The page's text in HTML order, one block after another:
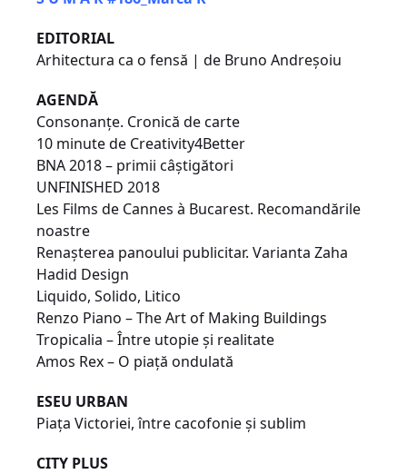
EDITORIAL
Arhitectura ca o fensă | de Bruno Andreșoiu
AGENDĂ
Consonanțe. Cronică de carte
10 minute de Creativity4Better
BNA 2018 – primii câștigători
UNFINISHED 2018
Les Films de Cannes à Bucarest. Recomandările
noastre
Renașterea panoului publicitar. Varianta Zaha
Hadid Design
Liquido, Solido, Litico
Renzo Piano – The Art of Making Buildings
Tropicalia – Între utopie și realitate
Amos Rex – O piață ondulată
ESEU URBAN
Piața Victoriei, între cacofonie și sublim
CITY PLUS